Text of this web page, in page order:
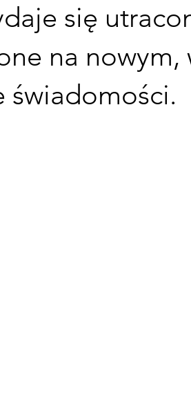
się
na nowym,
świadomości.